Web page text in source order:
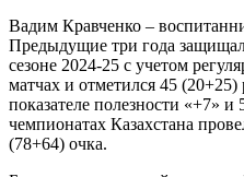
Вадим Кравченко –
Предыдущие три года
сезоне 2024-25 с учетом
матчах и отметился 45
показателе полезности «+7»
чемпионатах Казахстана
(78+64) очка.